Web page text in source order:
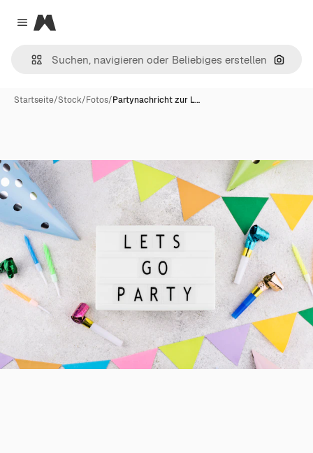
Close menu
Magnific
Nach
Startseite/Stock/Fotos/Partynachricht zur L…